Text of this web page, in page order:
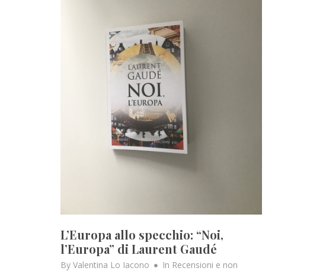
L’Europa allo specchio: “Noi,
l’Europa” di Laurent Gaudé
By Valentina Lo Iacono In Recensioni e non